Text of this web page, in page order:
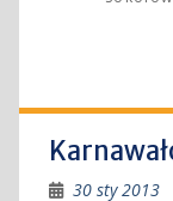
30 sty 2013